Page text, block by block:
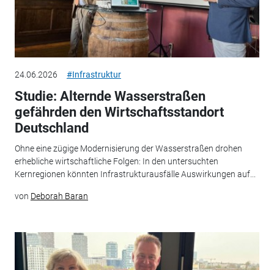
24.06.2026 #Infrastruktur
Studie: Alternde Wasserstraßen
gefährden den Wirtschaftsstandort
Deutschland
Ohne eine zügige Modernisierung der Wasserstraßen drohen
erhebliche wirtschaftliche Folgen: In den untersuchten
Kernregionen könnten Infrastrukturausfälle Auswirkungen auf...
von Deborah Baran